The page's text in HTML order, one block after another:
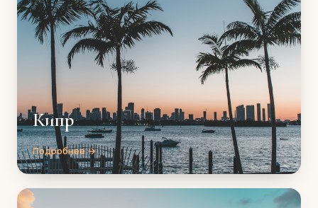
Кипр
Подробнее →